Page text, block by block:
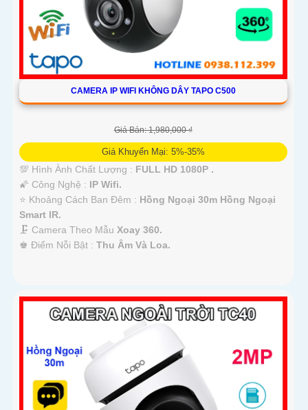
CAMERA IP WIFI KHÔNG DÂY TAPO C500
Giá Bán: 1,980,000 ₫
Giá Khuyến Mại: 5%-35%
💯 Hình Ành Chất Lượng : FULL HD 1080P .
🌠 Công Nghệ : IP Wifi.
⭐ Khoảng Cách Ban Đêm : Hồng Ngoại 30m Hồng Ngoại
Smart IR.
🗜️ Camera Theo Mẫu Xoay 360.
️♚ Điểm Nỗi Bật : Thu Âm Và Loa.